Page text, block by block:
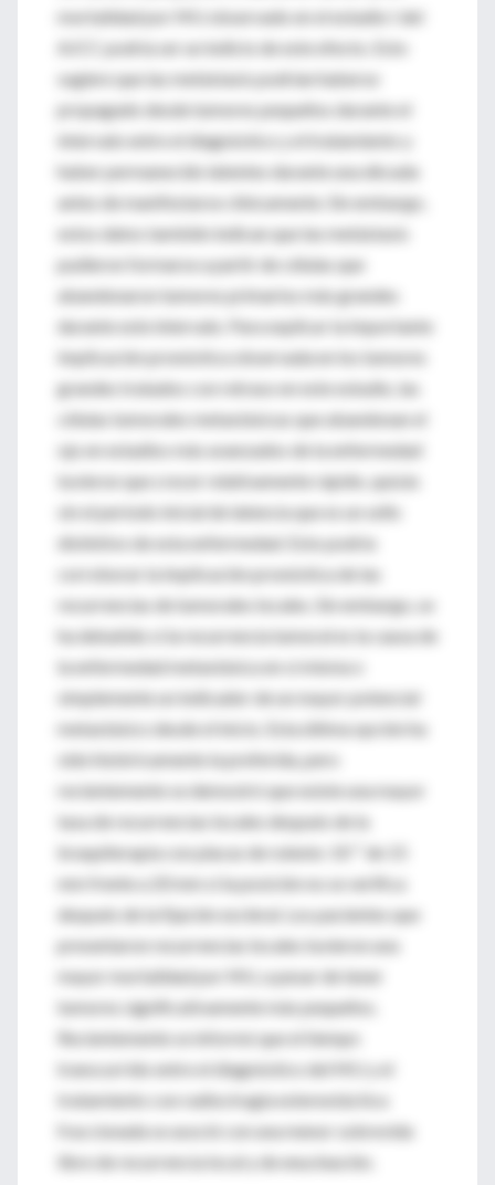
mortalidad por MU observado en el estadio I del
AJCC podría ser un indicio de este efecto. Esto
sugiere que las metástasis podrían haberse
propagado desde tumores pequeños durante el
intervalo entre el diagnóstico y el tratamiento y
haber permanecido latentes durante una década
antes de manifestarse clínicamente. Sin embargo,
estos datos también indican que las metástasis
pudieron formarse a partir de células que
abandonaron tumores primarios más grandes
durante este intervalo. Para explicar la importante
implicación pronóstica observada en los tumores
grandes tratados con retraso en este estudio, las
células tumorales metastásicas que abandonan el
ojo en estadios más avanzados de la enfermedad
tuvieron que crecer relativamente rápido, quizás
sin el período inicial de latencia que es un sello
distintivo de esta enfermedad. Esto podría
corroborar la implicación pronóstica de las
recurrencias de tumorales locales. Sin embargo, se
ha debatido si la recurrencia tumoral es la causa de
la enfermedad metastásica en sí misma o
simplemente un indicador de un mayor potencial
metastásico desde el inicio. Esta última opción ha
sido históricamente la preferida, pero
recientemente se demostró que existe una mayor
tasa de recurrencias locales después de la
braquiterapia con placas de rutenio-10⁻¹ de 15
mm frente a 20 mm si la posición no se verifica
después de la fijación escleral. Los pacientes que
presentaron recurrencias locales tuvieron una
mayor mortalidad por MU, a pesar de tener
tumores significativamente más pequeños.
Recientemente se informó que el tiempo
transcurrido entre el diagnóstico del MU y el
tratamiento con radiocirugía estereotáctica
fraccionada se asoció con una menor sobrevida
libre de recurrencia local y de enucleación.